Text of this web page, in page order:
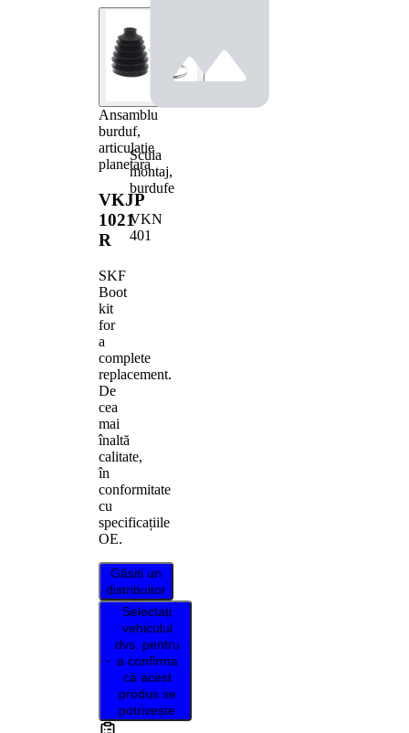
Ansamblu
burduf,
articulatie
planetara
VKJP
1021
R
SKF
Boot
kit
for
a
complete
replacement.
De
cea
mai
înaltă
calitate,
în
conformitate
cu
specificațiile
OE.
Găsiți un
distribuitor
Selectați
vehiculul
dvs. pentru
a confirma
că acest
produs se
potrivește
Scula
montaj,
burdufe
VKN
401